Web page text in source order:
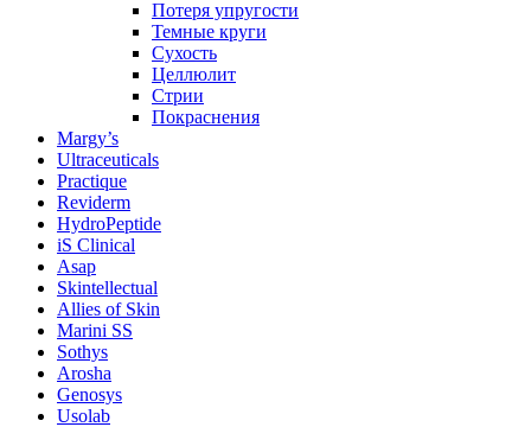
Потеря упругости
Темные круги
Сухость
Целлюлит
Стрии
Покраснения
Margy’s
Ultraceuticals
Practique
Reviderm
HydroPeptide
iS Clinical
Asap
Skintellectual
Allies of Skin
Marini SS
Sothys
Arosha
Genosys
Usolab